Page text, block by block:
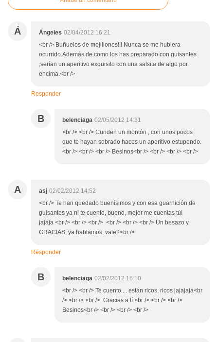
Á Ángeles 02/04/2012 16:21
<br /> Buñuelos de mejillones!!! Nunca se me hubiera
ocurrido.Además de como los has preparado con guisantes
,serían un aperitivo exquisito con una salsita de algo por
encima.<br />
Responder
B belenciaga 02/05/2012 14:31
<br /> <br /> Cunden un montón , con unos pocos
que te hayan sobrado haces un aperitivo estupendo.
<br /> <br /> <br /> Besinos<br /> <br /> <br /> <br />
A asj 02/02/2012 14:52
<br /> Te han quedado buenísimos y con esa guarnición de
guisantes ya ni te cuento, bueno, mejor me cuentas tú!
jajaja <br /> <br /> <br /> <br /> <br /> <br /> Un besazo y
GRACIAS, ya hablamos, vale?<br />
Responder
B belenciaga 02/02/2012 16:10
<br /> <br /> Te cuento.... están ricos, ricos jajajaja<br
/> <br /> <br /> Gracias a tí.<br /> <br /> <br />
Besinos<br /> <br /> <br /> <br />